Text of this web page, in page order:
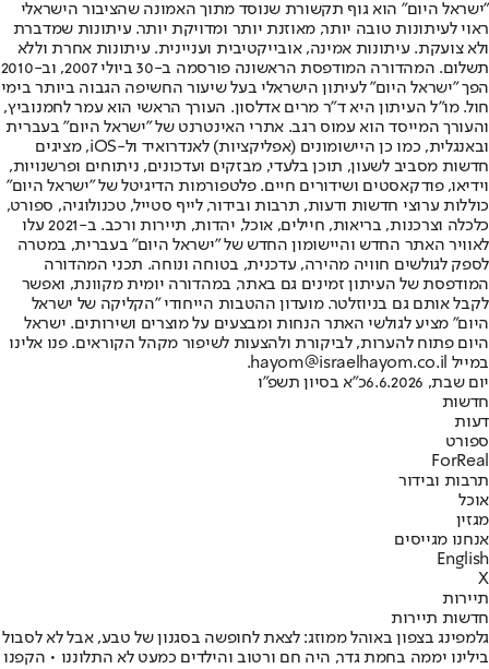
"ישראל היום" הוא גוף תקשורת שנוסד מתוך האמונה שהציבור הישראלי
ראוי לעיתונות טובה יותר, מאוזנת יותר ומדויקת יותר. עיתונות שמדברת
ולא צועקת. עיתונות אמינה, אובייקטיבית ועניינית. עיתונות אחרת וללא
תשלום. המהדורה המודפסת הראשונה פורסמה ב-30 ביולי 2007, וב-2010
הפך "ישראל היום" לעיתון הישראלי בעל שיעור החשיפה הגבוה ביותר בימי
חול. מו"ל העיתון היא ד"ר מרים אדלסון. העורך הראשי הוא עמר לחמנוביץ,
והעורך המייסד הוא עמוס רגב. אתרי האינטרנט של "ישראל היום" בעברית
ובאנגלית, כמו כן היישומונים (אפליקציות) לאנדרואיד ול-iOS, מציגים
חדשות מסביב לשעון, תוכן בלעדי, מבזקים ועדכונים, ניתוחים ופרשנויות,
וידיאו, פודקאסטים ושידורים חיים. פלטפורמות הדיגיטל של "ישראל היום"
כוללות ערוצי חדשות ודעות, תרבות ובידור, לייף סטייל, טכנולוגיה, ספורט,
כלכלה וצרכנות, בריאות, חיילים, אוכל, יהדות, תיירות ורכב. ב-2021 עלו
לאוויר האתר החדש והיישומון החדש של "ישראל היום" בעברית, במטרה
לספק לגולשים חוויה מהירה, עדכנית, בטוחה ונוחה. תכני המהדורה
המודפסת של העיתון זמינים גם באתר, במהדורה יומית מקוונת, ואפשר
לקבל אותם גם בניוזלטר. מועדון ההטבות הייחודי "הקליקה של ישראל
היום" מציע לגולשי האתר הנחות ומבצעים על מוצרים ושירותים. ישראל
היום פתוח להערות, לביקורת ולהצעות לשיפור מקהל הקוראים. פנו אלינו
במייל hayom@israelhayom.co.il.
יום שבת, 6.6.2026
כ"א בסיון תשפ"ו
חדשות
דעות
ספורט
ForReal
תרבות ובידור
אוכל
מגזין
אנחנו מגייסים
English
X
תיירות
חדשות תיירות
גלמפינג בצפון באוהל ממוזג: לצאת לחופשה בסגנון של טבע, אבל לא לסבול
בילינו יממה בחמת גדר, היה חם ורטוב והילדים כמעט לא התלוננו • הקפנו